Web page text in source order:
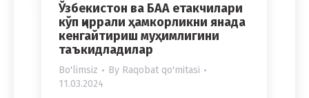
Ўзбекистон ва БАА етакчилари
кўп қиррали ҳамкорликни янада
кенгайтириш муҳимлигини
таъкидладилар
Bo'limsiz By Raqobat qo'mitasi
11.03.2024